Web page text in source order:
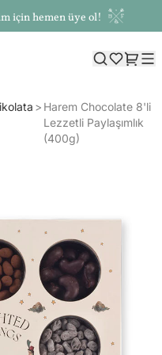
için hemen üye ol!
Harem Chocolate 8'li
Lezzetli Paylaşımlık
(400g)